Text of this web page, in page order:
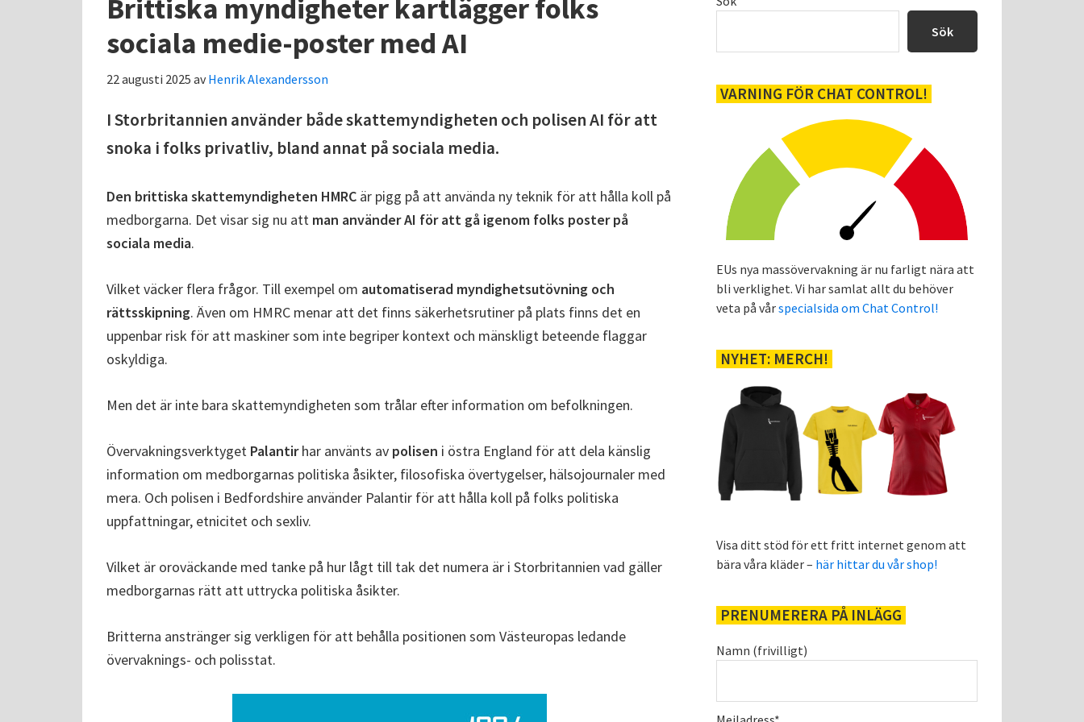
Brittiska myndigheter kartlägger folks
sociala medie-poster med AI
22 augusti 2025 avHenrik Alexandersson
I Storbritannien använder både skattemyndigheten och polisen AI för att
snoka i folks privatliv, bland annat på sociala media.
Den brittiska skattemyndigheten HMRC är pigg på att använda ny teknik för att hålla koll på
medborgarna. Det visar sig nu att man använder AI för att gå igenom folks poster på
sociala media.
Vilket väcker flera frågor. Till exempel om automatiserad myndighetsutövning och
rättsskipning. Även om HMRC menar att det finns säkerhetsrutiner på plats finns det en
uppenbar risk för att maskiner som inte begriper kontext och mänskligt beteende flaggar
oskyldiga.
Men det är inte bara skattemyndigheten som trålar efter information om befolkningen.
Övervakningsverktyget Palantirhar använts av polisen i östra England för att dela känslig
information om medborgarnas politiska åsikter, filosofiska övertygelser, hälsojournaler med
mera. Och polisen i Bedfordshire använder Palantir för att hålla koll på folks politiska
uppfattningar, etnicitet och sexliv.
Vilket är oroväckande med tanke på hur lågt till tak det numera är i Storbritannien vad gäller
medborgarnas rätt att uttrycka politiska åsikter.
Britterna anstränger sig verkligen för att behålla positionen som Västeuropas ledande
övervaknings- och polisstat.
Sök
VARNING FÖR CHAT CONTROL!
EUs nya massövervakning är nu farligt nära att
bli verklighet. Vi har samlat allt du behöver
veta på vårspecialsida om Chat Control!
NYHET: MERCH!
Visa ditt stöd för ett fritt internet genom att
bära våra kläder – här hittar du vår shop!
PRENUMERERA PÅ INLÄGG
Namn (frivilligt)